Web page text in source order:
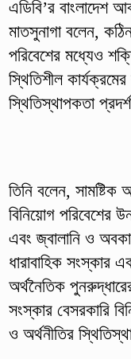
এডিবি’র বাংলাদেশ
মাতসুনাগা বলেন,
পরিবেশের মধ্যেও
স্থিতিশীল কার্যক্রমের
স্থিতিস্থাপকতা
তিনি বলেন, সামষ্টিক
বিনিয়োগ পরিবেশের
এবং জ্বালানি ও
ধারাবাহিক সংস্কার
অর্থনৈতিক
সংস্কার বেসরকারি
ও অর্থনীতির